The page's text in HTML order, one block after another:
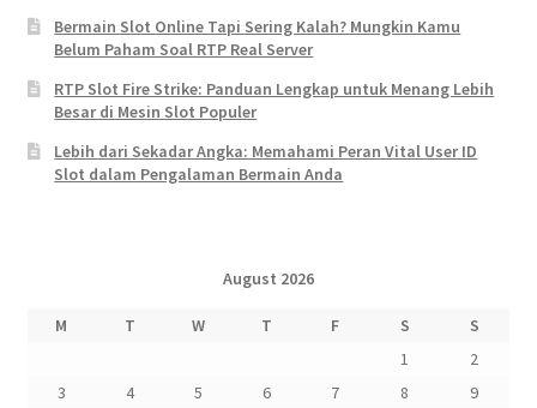
Bermain Slot Online Tapi Sering Kalah? Mungkin Kamu
Belum Paham Soal RTP Real Server
RTP Slot Fire Strike: Panduan Lengkap untuk Menang Lebih
Besar di Mesin Slot Populer
Lebih dari Sekadar Angka: Memahami Peran Vital User ID
Slot dalam Pengalaman Bermain Anda
August 2026
M T W T F S
S
1
2
3
4 5 6 7 8
9